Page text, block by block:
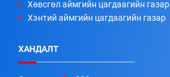
Хөвсгөл аймгийн цагдаагийн газар
Хэнтий аймгийн цагдаагийн газар
ХАНДАЛТ